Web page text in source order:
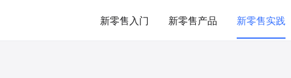
新零售入门 新零售产品 新零售实践